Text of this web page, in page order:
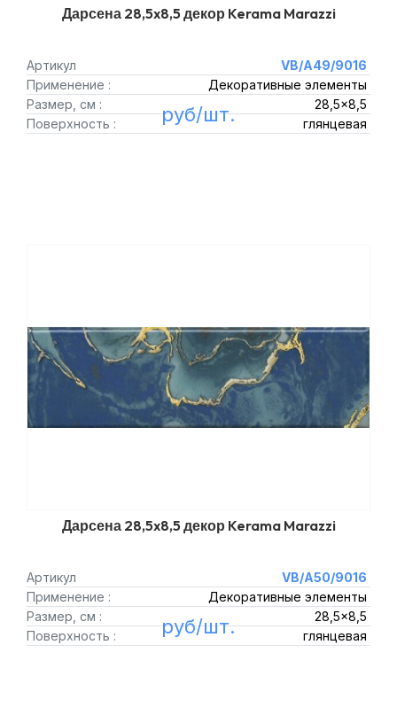
Дарсена 28,5x8,5 декор Kerama Marazzi
Артикул
VB/A49/9016
Применение :
Декоративные элементы
Размер, см :
28,5x8,5
Поверхность :
глянцевая
руб/шт.
Дарсена 28,5x8,5 декор Kerama Marazzi
Артикул
VB/A50/9016
Применение :
Декоративные элементы
Размер, см :
28,5x8,5
Поверхность :
глянцевая
руб/шт.